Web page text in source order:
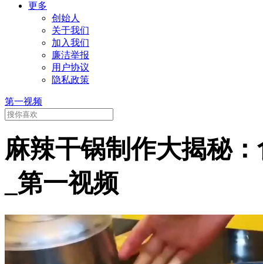
更多
创始人
关于我们
加入我们
廉洁举报
用户协议
隐私政策
第一视频
麻辣干锅制作大揭秘
_第一视频